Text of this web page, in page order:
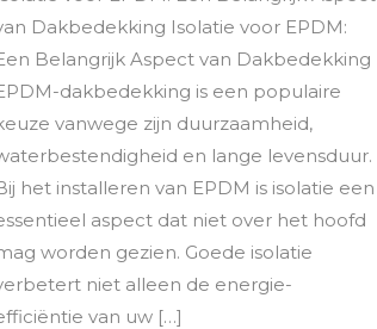
voor
EPDM-
daken:
Een
cruciale
investering
voor
uw
gebouw
Dakbedekking Isolatie voor EPDM:
Belangrijk Aspect van Dakbedekking
dakbedekking is een populaire
vanwege zijn duurzaamheid,
en lange levensduur.
het installeren van EPDM is isolatie een
aspect dat niet over het hoofd
worden gezien. Goede isolatie
niet alleen de energie-
van uw […]